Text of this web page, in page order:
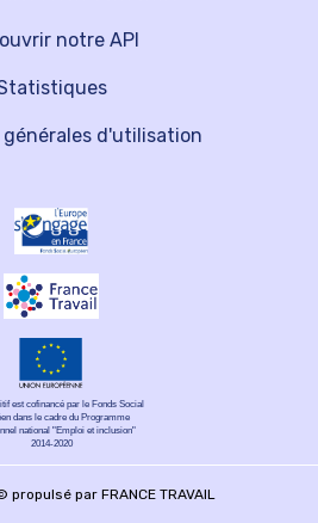
notre API
d'utilisation
est cofinancé par le Fonds Social
dans le cadre du Programme
national "Emploi et inclusion"
2014-2020
par FRANCE TRAVAIL